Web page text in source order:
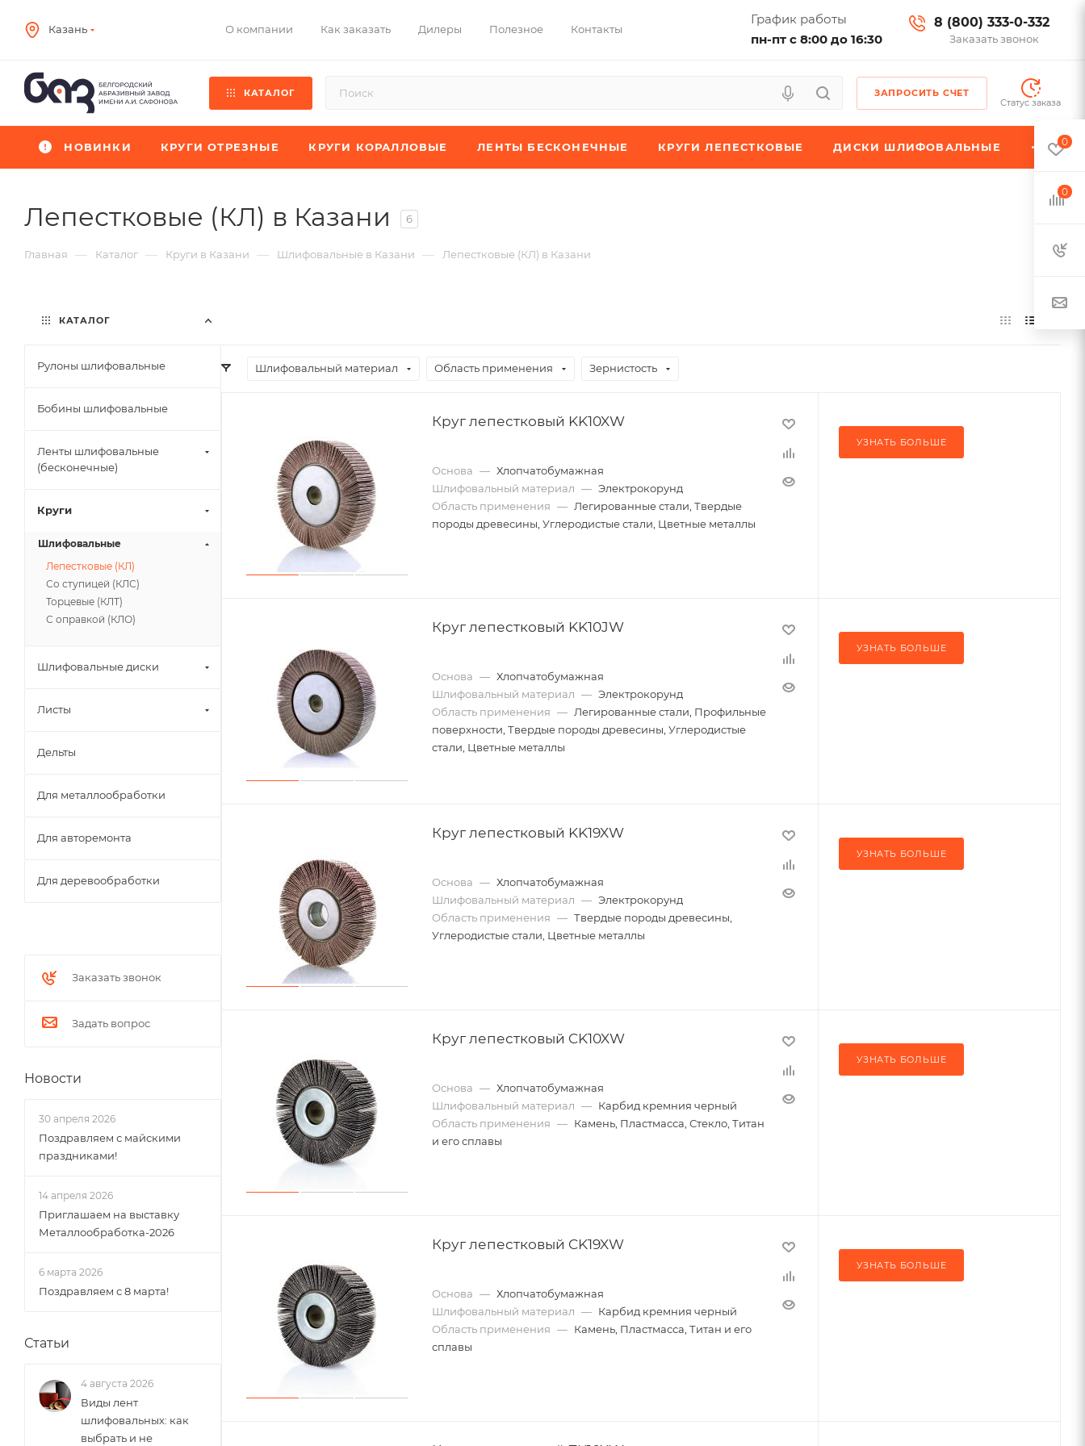
Казань О компании Как заказать Дилеры Полезное Контакты
График работы
пн-пт с 8:00 до 16:30
8 (800) 333-0-332
Заказать звонок
КАТАЛОГ
ЗАПРОСИТЬ СЧЕТ
Статус заказа
НОВИНКИ КРУГИ ОТРЕЗНЫЕ КРУГИ КОРАЛЛОВЫЕ ЛЕНТЫ БЕСКОНЕЧНЫЕ КРУГИ ЛЕПЕСТКОВЫЕ ДИСКИ ШЛИФОВАЛЬНЫЕ
Лепестковые (КЛ) в Казани 6
Главная — Каталог — Круги в Казани — Шлифовальные в Казани — Лепестковые (КЛ) в Казани
Шлифовальный материал Область применения Зернистость
Круг лепестковый KK10XW
Основа — Хлопчатобумажная
Шлифовальный материал — Электрокорунд
Область применения — Легированные стали, Твердые
породы древесины, Углеродистые стали, Цветные металлы
УЗНАТЬ БОЛЬШЕ
Круг лепестковый KK10JW
Основа — Хлопчатобумажная
Шлифовальный материал — Электрокорунд
Область применения — Легированные стали, Профильные
поверхности, Твердые породы древесины, Углеродистые
стали, Цветные металлы
УЗНАТЬ БОЛЬШЕ
Круг лепестковый KK19XW
Основа — Хлопчатобумажная
Шлифовальный материал — Электрокорунд
Область применения — Твердые породы древесины,
Углеродистые стали, Цветные металлы
УЗНАТЬ БОЛЬШЕ
Круг лепестковый CK10XW
Основа — Хлопчатобумажная
Шлифовальный материал — Карбид кремния черный
Область применения — Камень, Пластмасса, Стекло, Титан
и его сплавы
УЗНАТЬ БОЛЬШЕ
Круг лепестковый CK19XW
Основа — Хлопчатобумажная
Шлифовальный материал — Карбид кремния черный
Область применения — Камень, Пластмасса, Титан и его
сплавы
УЗНАТЬ БОЛЬШЕ
КАТАЛОГ
Рулоны шлифовальные
Бобины шлифовальные
Ленты шлифовальные
(бесконечные)
Круги
Шлифовальные
Лепестковые (КЛ)
Со ступицей (КЛС)
Торцевые (КЛТ)
С оправкой (КЛО)
Шлифовальные диски
Листы
Дельты
Для металлообработки
Для авторемонта
Для деревообработки
Заказать звонок
Задать вопрос
Новости
30 апреля 2026
Поздравляем с майскими
праздниками!
14 апреля 2026
Приглашаем на выставку
Металлообработка-2026
6 марта 2026
Поздравляем с 8 марта!
Статьи
4 августа 2026
Виды лент
шлифовальных: как
выбрать и не
0
0